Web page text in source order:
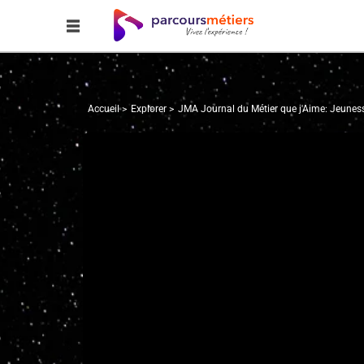
Accueil Explorer JMA Journal du Métier que j'Aime: